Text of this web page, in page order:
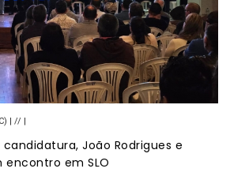
| // |
João Rodrigues e
encontro em SLO